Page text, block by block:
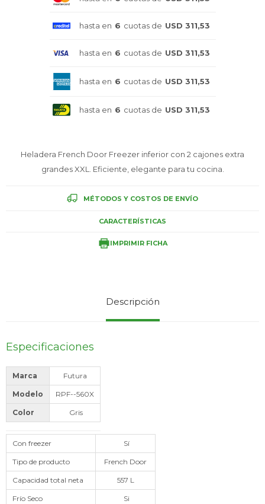
hasta en 6 cuotas de USD 311,53
hasta en 6 cuotas de USD 311,53
hasta en 6 cuotas de USD 311,53
hasta en 6 cuotas de USD 311,53
Heladera French Door Freezer inferior con 2 cajones extra
grandes XXL. Eficiente, elegante para tu cocina.
MÉTODOS Y COSTOS DE ENVÍO
CARACTERÍSTICAS
IMPRIMIR FICHA
Descripción
Especificaciones
Marca Futura
Modelo RPF--560X
Color Gris
Con freezer Sí
Tipo de producto French Door
Capacidad total neta 557 L
Frío Seco Si
Atención Personalizada
Local